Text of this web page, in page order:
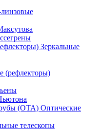
Зеркальные
(рефлекторы)
Оптические